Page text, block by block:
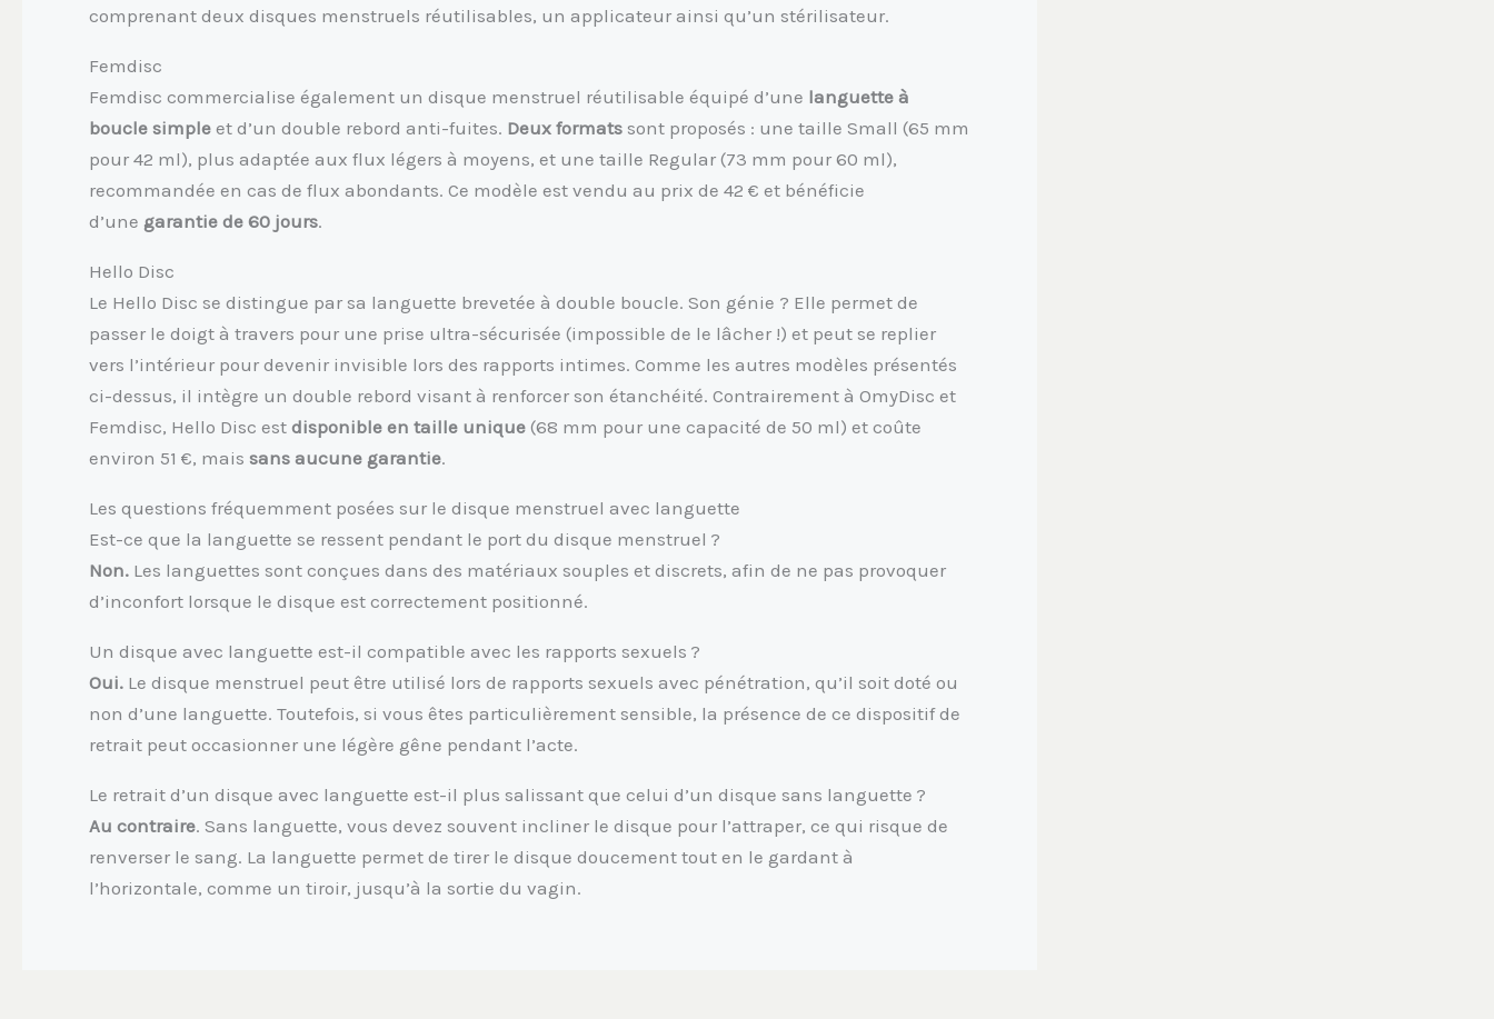
comprenant deux disques menstruels réutilisables, un applicateur ainsi qu’un stérilisateur.
Femdisc
Femdisc commercialise également un disque menstruel réutilisable équipé d’une languette à
boucle simple et d’un double rebord anti-fuites. Deux formats sont proposés : une taille Small (65 mm
pour 42 ml), plus adaptée aux flux légers à moyens, et une taille Regular (73 mm pour 60 ml),
recommandée en cas de flux abondants. Ce modèle est vendu au prix de 42 € et bénéficie
d’une garantie de 60 jours.
Hello Disc
Le Hello Disc se distingue par sa languette brevetée à double boucle. Son génie ? Elle permet de
passer le doigt à travers pour une prise ultra-sécurisée (impossible de le lâcher !) et peut se replier
vers l’intérieur pour devenir invisible lors des rapports intimes. Comme les autres modèles présentés
ci-dessus, il intègre un double rebord visant à renforcer son étanchéité. Contrairement à OmyDisc et
Femdisc, Hello Disc est disponible en taille unique (68 mm pour une capacité de 50 ml) et coûte
environ 51 €, mais sans aucune garantie.
Les questions fréquemment posées sur le disque menstruel avec languette
Est-ce que la languette se ressent pendant le port du disque menstruel ?
Non. Les languettes sont conçues dans des matériaux souples et discrets, afin de ne pas provoquer
d’inconfort lorsque le disque est correctement positionné.
Un disque avec languette est-il compatible avec les rapports sexuels ?
Oui. Le disque menstruel peut être utilisé lors de rapports sexuels avec pénétration, qu’il soit doté ou
non d’une languette. Toutefois, si vous êtes particulièrement sensible, la présence de ce dispositif de
retrait peut occasionner une légère gêne pendant l’acte.
Le retrait d’un disque avec languette est-il plus salissant que celui d’un disque sans languette ?
Au contraire. Sans languette, vous devez souvent incliner le disque pour l’attraper, ce qui risque de
renverser le sang. La languette permet de tirer le disque doucement tout en le gardant à
l’horizontale, comme un tiroir, jusqu’à la sortie du vagin.